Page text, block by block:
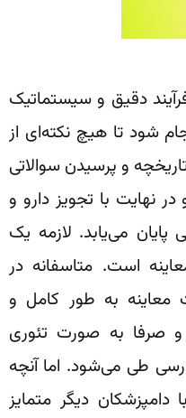
دقیق و سیستماتیک
شود تا هیچ نکته‌ای از
و پرسیدن سوالاتی
نهایت با تجویز دارو و
پایان می‌يابد. لازمه یک
است. متاسفانه در
معاینه به طور کامل و
صرفا به صورت تئوری
طی می‌شود. اما آنچه
دیگر متمایز